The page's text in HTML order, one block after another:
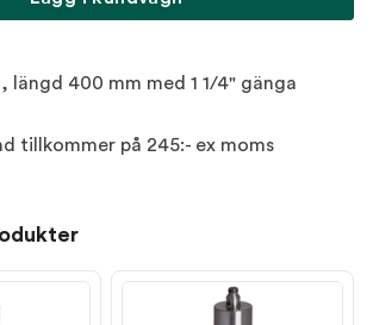
längd 400 mm med 1 1/4" gänga
tillkommer på 245:- ex moms